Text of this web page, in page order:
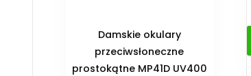
Damskie okulary
przeciwsłoneczne
prostokątne MP41D UV400